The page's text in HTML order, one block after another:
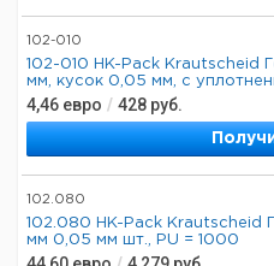
102-010
102-010 HK-Pack Krautscheid
мм, кусок 0,05 мм, с
4,46 евро / 428 руб.
102.080
102.080 HK-Pack Krautscheid
мм 0,05 мм шт., PU = 1000